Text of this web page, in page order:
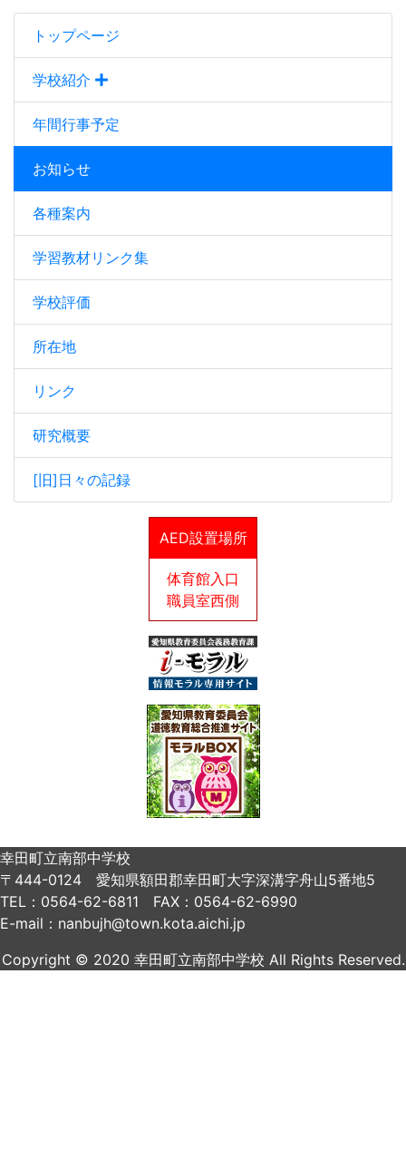
トップページ
学校紹介
年間行事予定
お知らせ
各種案内
学習教材リンク集
学校評価
所在地
リンク
研究概要
[旧]日々の記録
AED設置場所
体育館入口
職員室西側
幸田町立南部中学校
〒444-0124 愛知県額田郡幸田町大字深溝字舟山5番地5
TEL：0564-62-6811 FAX：0564-62-6990
E-mail：nanbujh@town.kota.aichi.jp
Copyright © 2020 幸田町立南部中学校 All Rights Reserved.